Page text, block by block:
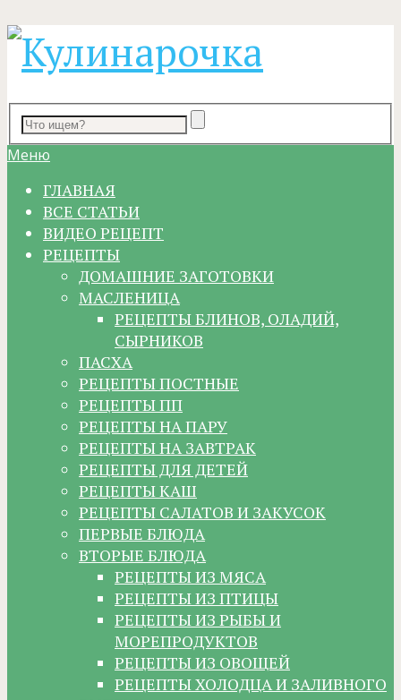
Меню
ГЛАВНАЯ
ВСЕ СТАТЬИ
ВИДЕО РЕЦЕПТ
РЕЦЕПТЫ
ДОМАШНИЕ ЗАГОТОВКИ
МАСЛЕНИЦА
РЕЦЕПТЫ БЛИНОВ, ОЛАДИЙ,
СЫРНИКОВ
ПАСХА
РЕЦЕПТЫ ПОСТНЫЕ
РЕЦЕПТЫ ПП
РЕЦЕПТЫ НА ПАРУ
РЕЦЕПТЫ НА ЗАВТРАК
РЕЦЕПТЫ ДЛЯ ДЕТЕЙ
РЕЦЕПТЫ КАШ
РЕЦЕПТЫ САЛАТОВ И ЗАКУСОК
ПЕРВЫЕ БЛЮДА
ВТОРЫЕ БЛЮДА
РЕЦЕПТЫ ИЗ МЯСА
РЕЦЕПТЫ ИЗ ПТИЦЫ
РЕЦЕПТЫ ИЗ РЫБЫ И
МОРЕПРОДУКТОВ
РЕЦЕПТЫ ИЗ ОВОЩЕЙ
РЕЦЕПТЫ ХОЛОДЦА И ЗАЛИВНОГО